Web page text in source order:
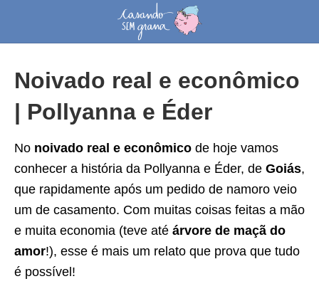
Noivado real e econômico
| Pollyanna e Éder
No noivado real e econômico de hoje vamos
conhecer a história da Pollyanna e Éder, de Goiás,
que rapidamente após um pedido de namoro veio
um de casamento. Com muitas coisas feitas a mão
e muita economia (teve até árvore de maçã do
amor!), esse é mais um relato que prova que tudo
é possível!